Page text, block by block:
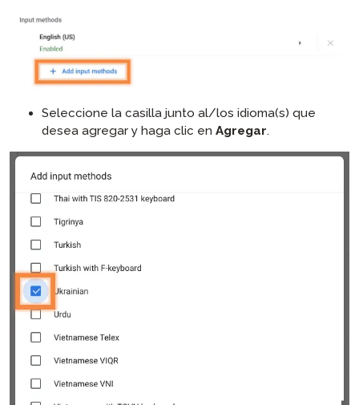
Seleccione la casilla junto al/los idioma(s) que
desea agregar y haga clic en Agregar.